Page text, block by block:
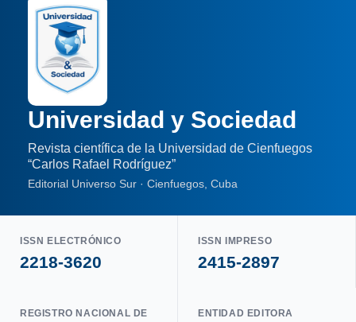
Universidad y Sociedad
Revista científica de la Universidad de Cienfuegos
“Carlos Rafael Rodríguez”
Editorial Universo Sur · Cienfuegos, Cuba
ISSN ELECTRÓNICO
2218-3620
ISSN IMPRESO
2415-2897
REGISTRO NACIONAL DE
ENTIDAD EDITORA